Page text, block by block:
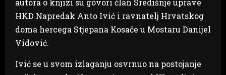
HKD Napredak Anto Ivić i ravnatelj Hrvatskog
doma hercega Stjepana Kosače u Mostaru Danijel
Vidović.
Ivić se u svom izlaganju osvrnuo na postojanje